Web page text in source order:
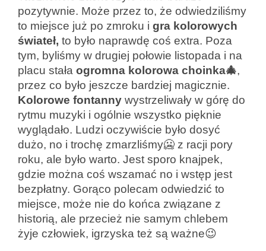
pozytywnie. Może przez to, że odwiedziliśmy
to miejsce już po zmroku i gra kolorowych
świateł, to było naprawdę coś extra. Poza
tym, byliśmy w drugiej połowie listopada i na
placu stała ogromna kolorowa choinka🎄,
przez co było jeszcze bardziej magicznie.
Kolorowe fontanny wystrzeliwały w górę do
rytmu muzyki i ogólnie wszystko pięknie
wyglądało. Ludzi oczywiście było dosyć
dużo, no i trochę zmarzliśmy🥶 z racji pory
roku, ale było warto. Jest sporo knajpek,
gdzie można coś wszamać no i wstęp jest
bezpłatny. Gorąco polecam odwiedzić to
miejsce, może nie do końca związane z
historią, ale przecież nie samym chlebem
żyje człowiek, igrzyska też są ważne😉